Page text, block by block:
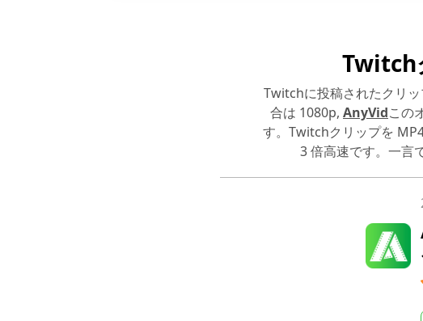
Twitch
Twitchに投稿されたクリ
合は 1080p, AnyVidこの
す。Twitchクリップを
3 倍高速です。一言